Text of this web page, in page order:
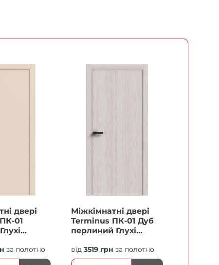
двері
01
за полотно
Міжкімнатні двері
Terminus ПК-01 Дуб
перлиний Глухі
від 3519 грн за полотно